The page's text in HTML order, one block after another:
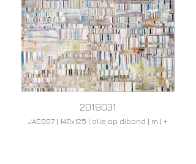
2019031
JAC007 | 140x125 | olie op dibond | m | +